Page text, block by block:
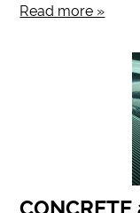
Read more »